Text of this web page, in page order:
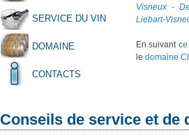
SERVICE DU VIN
DOMAINE
CONTACTS
Visneux -
Liebart-
En suivant ce
le domaine
Conseils de service et de